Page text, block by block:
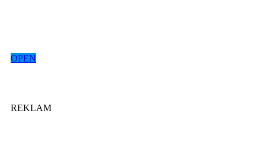
OPEN
REKLAM